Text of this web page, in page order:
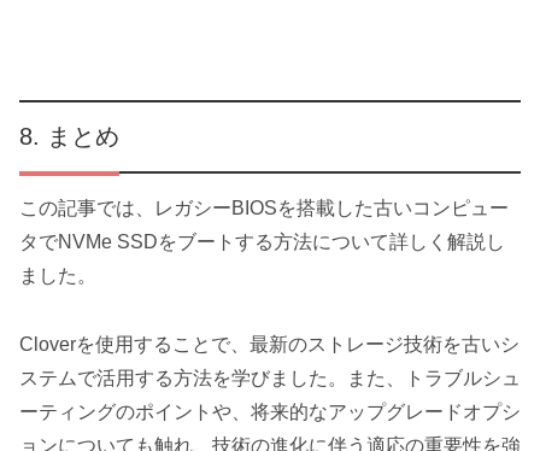
まとめ
この記事では、レガシーBIOSを搭載した古いコンピュー
タでNVMe SSDをブートする方法について詳しく解説し
ました。
Cloverを使用することで、最新のストレージ技術を古いシ
ステムで活用する方法を学びました。また、トラブルシュ
ーティングのポイントや、将来的なアップグレードオプシ
ョンについても触れ、技術の進化に伴う適応の重要性を強